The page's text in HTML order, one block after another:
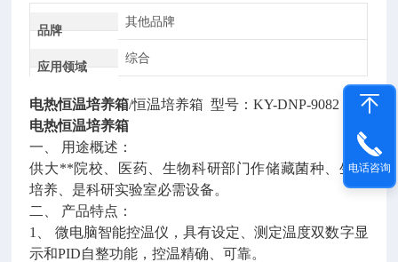
品牌
其他品牌
应用领域
综合
电热恒温培养箱/恒温培养箱 型号：KY-DNP-9082
电热恒温培养箱
一、 用途概述：
供大**院校、医药、生物科研部门作储藏菌种、生物
培养、是科研实验室必需设备。
二、 产品特点：
1、 微电脑智能控温仪，具有设定、测定温度双数字显
示和PID自整功能，控温精确、可靠。
电话咨询